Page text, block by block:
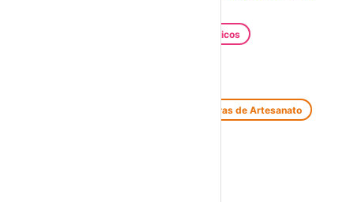
Festivais Gastronómicos
Feiras de Artesanato